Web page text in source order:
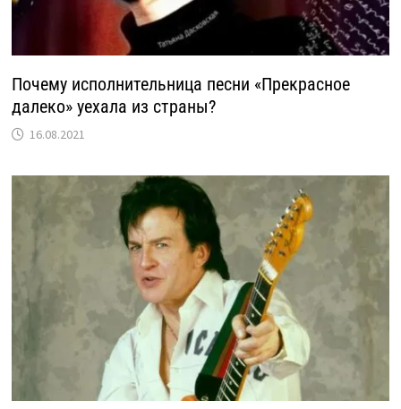
Почему исполнительница песни «Прекрасное
далеко» уехала из страны?
16.08.2021